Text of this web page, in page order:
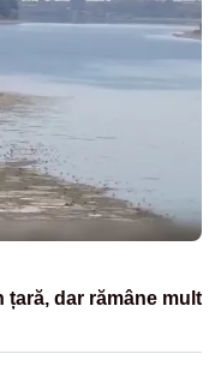
țară, dar rămâne mult